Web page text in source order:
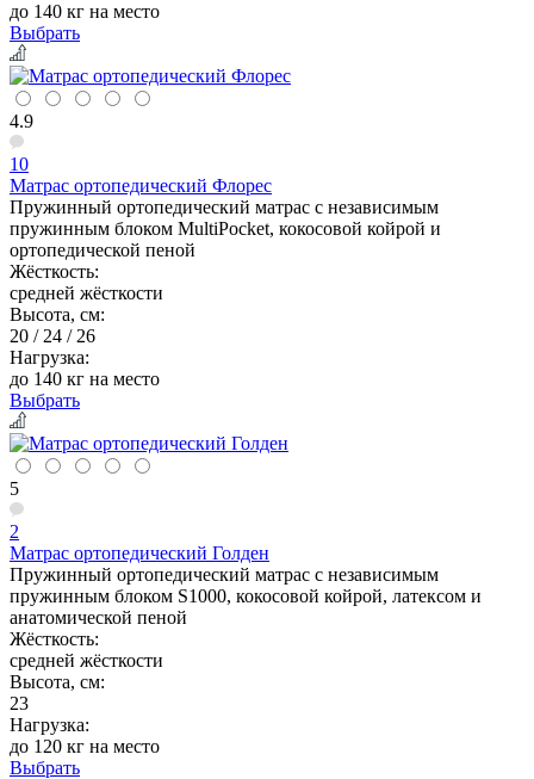
до 140 кг на место
Выбрать
4.9
10
Матрас ортопедический Флорес
Пружинный ортопедический матрас с независимым
пружинным блоком MultiPocket, кокосовой койрой и
ортопедической пеной
Жёсткость:
средней жёсткости
Высота, см:
20 / 24 / 26
Нагрузка:
до 140 кг на место
Выбрать
5
2
Матрас ортопедический Голден
Пружинный ортопедический матрас с независимым
пружинным блоком S1000, кокосовой койрой, латексом и
анатомической пеной
Жёсткость:
средней жёсткости
Высота, см:
23
Нагрузка:
до 120 кг на место
Выбрать